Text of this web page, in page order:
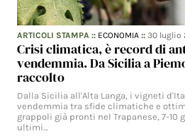
ARTICOLI STAMPA :: ECONOMIA ::30 luglio
Crisi climatica, è record di
vendemmia. Da Sicilia a
raccolto
Dalla Sicilia all'Alta Langa, i vigneti
vendemmia tra sfide climatiche e
grappoli già pronti nel Trapanese, 7-
ultimi…